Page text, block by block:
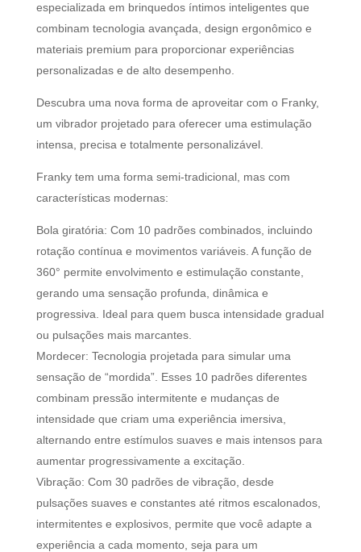
especializada em brinquedos íntimos inteligentes que
combinam tecnologia avançada, design ergonômico e
materiais premium para proporcionar experiências
personalizadas e de alto desempenho.
Descubra uma nova forma de aproveitar com o Franky,
um vibrador projetado para oferecer uma estimulação
intensa, precisa e totalmente personalizável.
Franky tem uma forma semi-tradicional, mas com
características modernas:
Bola giratória: Com 10 padrões combinados, incluindo
rotação contínua e movimentos variáveis. A função de
360° permite envolvimento e estimulação constante,
gerando uma sensação profunda, dinâmica e
progressiva. Ideal para quem busca intensidade gradual
ou pulsações mais marcantes.
Mordecer: Tecnologia projetada para simular uma
sensação de “mordida”. Esses 10 padrões diferentes
combinam pressão intermitente e mudanças de
intensidade que criam uma experiência imersiva,
alternando entre estímulos suaves e mais intensos para
aumentar progressivamente a excitação.
Vibração: Com 30 padrões de vibração, desde
pulsações suaves e constantes até ritmos escalonados,
intermitentes e explosivos, permite que você adapte a
experiência a cada momento, seja para um